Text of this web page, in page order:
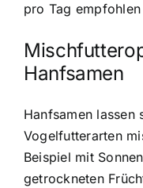
pro Tag
Hanfsamen
Hanfsamen lassen
Vogelfutterarten
Beispiel mit
getrockneten